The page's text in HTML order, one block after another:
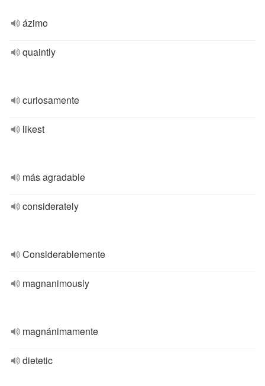
ázimo
quaintly
curiosamente
likest
más agradable
considerately
Considerablemente
magnanimously
magnánimamente
dietetic